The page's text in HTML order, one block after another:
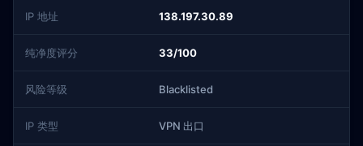
IP 地址 138.197.30.89
纯净度评分 33/100
风险等级 Blacklisted
IP 类型 VPN 出口